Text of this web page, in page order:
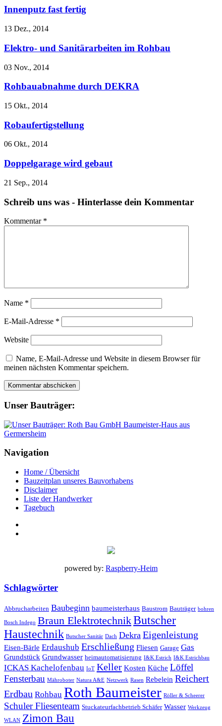
Innenputz fast fertig
13 Dez., 2014
Elektro- und Sanitärarbeiten im Rohbau
03 Nov., 2014
Rohbauabnahme durch DEKRA
15 Okt., 2014
Robaufertigstellung
06 Okt., 2014
Doppelgarage wird gebaut
21 Sep., 2014
Schreib uns was - Hinterlasse dein Kommentar
Kommentar *
Name *
E-Mail-Adresse *
Website
Name, E-Mail-Adresse und Website in diesem Browser für
meinen nächsten Kommentar speichern.
Unser Bauträger:
Navigation
Home / Übersicht
Bauzeitplan unseres Bauvorhabens
Disclaimer
Liste der Handwerker
Tagebuch
powered by: Raspberry-Heim
Schlagwörter
Abbrucharbeiten Baubeginn baumeisterhaus Baustrom Bauträger bohren
Bosch Indego Braun ElektrotechnikButscher
Haustechnik Butscher Sanitär Dach Dekra Eigenleistung
Eisen-Bärle Erdaushub Erschließung Fliesen Garage Gas
Grundstück Grundwasser heimautomatisierung I&K Estrich I&K Estrichbau
ICKAS Kachelofenbau IoT Keller Kosten Küche Löffel
Fensterbau Mähroboter Natura A&E Netzwerk Rasen Rebelein Reichert
Erdbau Rohbau Roth Baumeister Röller & Scheerer
Schuler Fliesenteam Stuckateurfachbetrieb Schäfer Wasser Werkzeug
WLAN Zimon Bau